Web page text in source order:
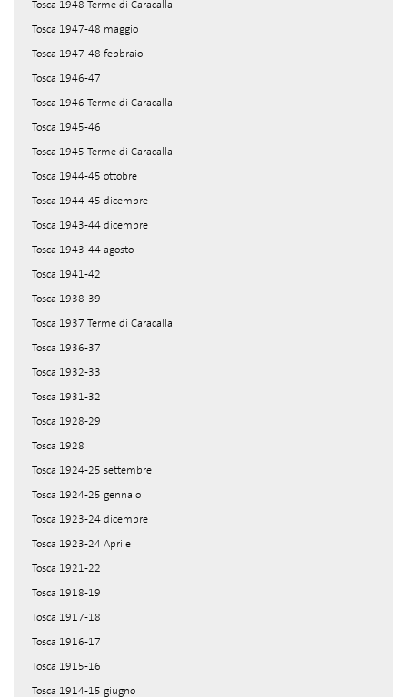
Tosca 1948 Terme di Caracalla
Tosca 1947-48 maggio
Tosca 1947-48 febbraio
Tosca 1946-47
Tosca 1946 Terme di Caracalla
Tosca 1945-46
Tosca 1945 Terme di Caracalla
Tosca 1944-45 ottobre
Tosca 1944-45 dicembre
Tosca 1943-44 dicembre
Tosca 1943-44 agosto
Tosca 1941-42
Tosca 1938-39
Tosca 1937 Terme di Caracalla
Tosca 1936-37
Tosca 1932-33
Tosca 1931-32
Tosca 1928-29
Tosca 1928
Tosca 1924-25 settembre
Tosca 1924-25 gennaio
Tosca 1923-24 dicembre
Tosca 1923-24 Aprile
Tosca 1921-22
Tosca 1918-19
Tosca 1917-18
Tosca 1916-17
Tosca 1915-16
Tosca 1914-15 giugno